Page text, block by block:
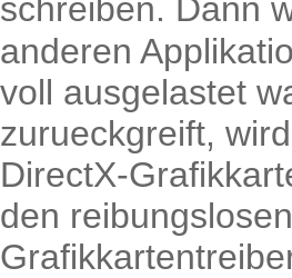
schreiben. Dann
anderen
voll ausgelastet
zurueckgreift,
DirectX-
den